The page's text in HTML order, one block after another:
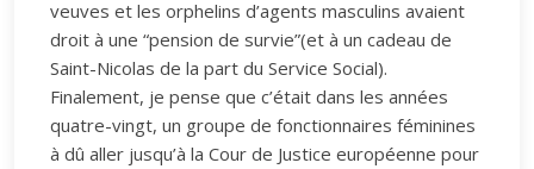
veuves et les orphelins d’agents masculins avaient
droit à une “pension de survie”(et à un cadeau de
Saint-Nicolas de la part du Service Social).
Finalement, je pense que c’était dans les années
quatre-vingt, un groupe de fonctionnaires féminines
à dû aller jusqu’à la Cour de Justice européenne pour